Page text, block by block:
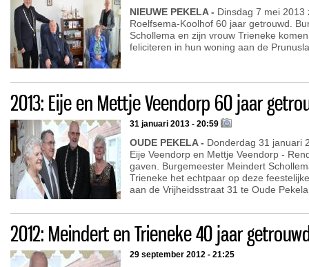
NIEUWE PEKELA - Dinsdag 7 mei 2013
Roelfsema-Koolhof 60 jaar getrouwd.
Schollema en zijn vrouw Trieneke
feliciteren in hun woning aan de
2013: Eije en Mettje Veendorp 60 jaar
31 januari 2013 - 20:59
OUDE PEKELA - Donderdag 31 januari
Eije Veendorp en Mettje Veendorp -
gaven. Burgemeester Meindert
Trieneke het echtpaar op deze
aan de Vrijheidsstraat 31 te Oude
2012: Meindert en Trieneke 40 jaar
29 september 2012 - 21:25